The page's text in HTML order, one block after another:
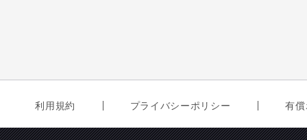
利用規約 プライバシーポリシー 有